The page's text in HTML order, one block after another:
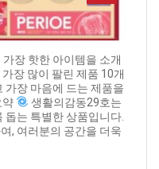
장 핫한 아이템을 소개
장 많이 팔린 제품 10개
가장 마음에 드는 제품을
약
생활의감동29호는
돕는 특별한 상품입니다.
, 여러분의 공간을 더욱